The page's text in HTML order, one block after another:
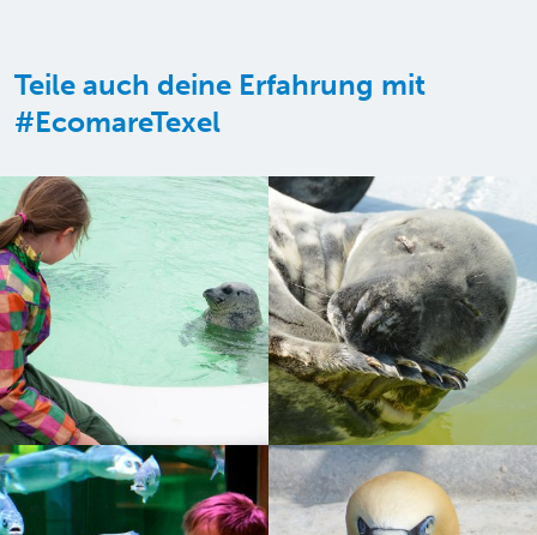
Teile auch deine Erfahrung mit
#EcomareTexel